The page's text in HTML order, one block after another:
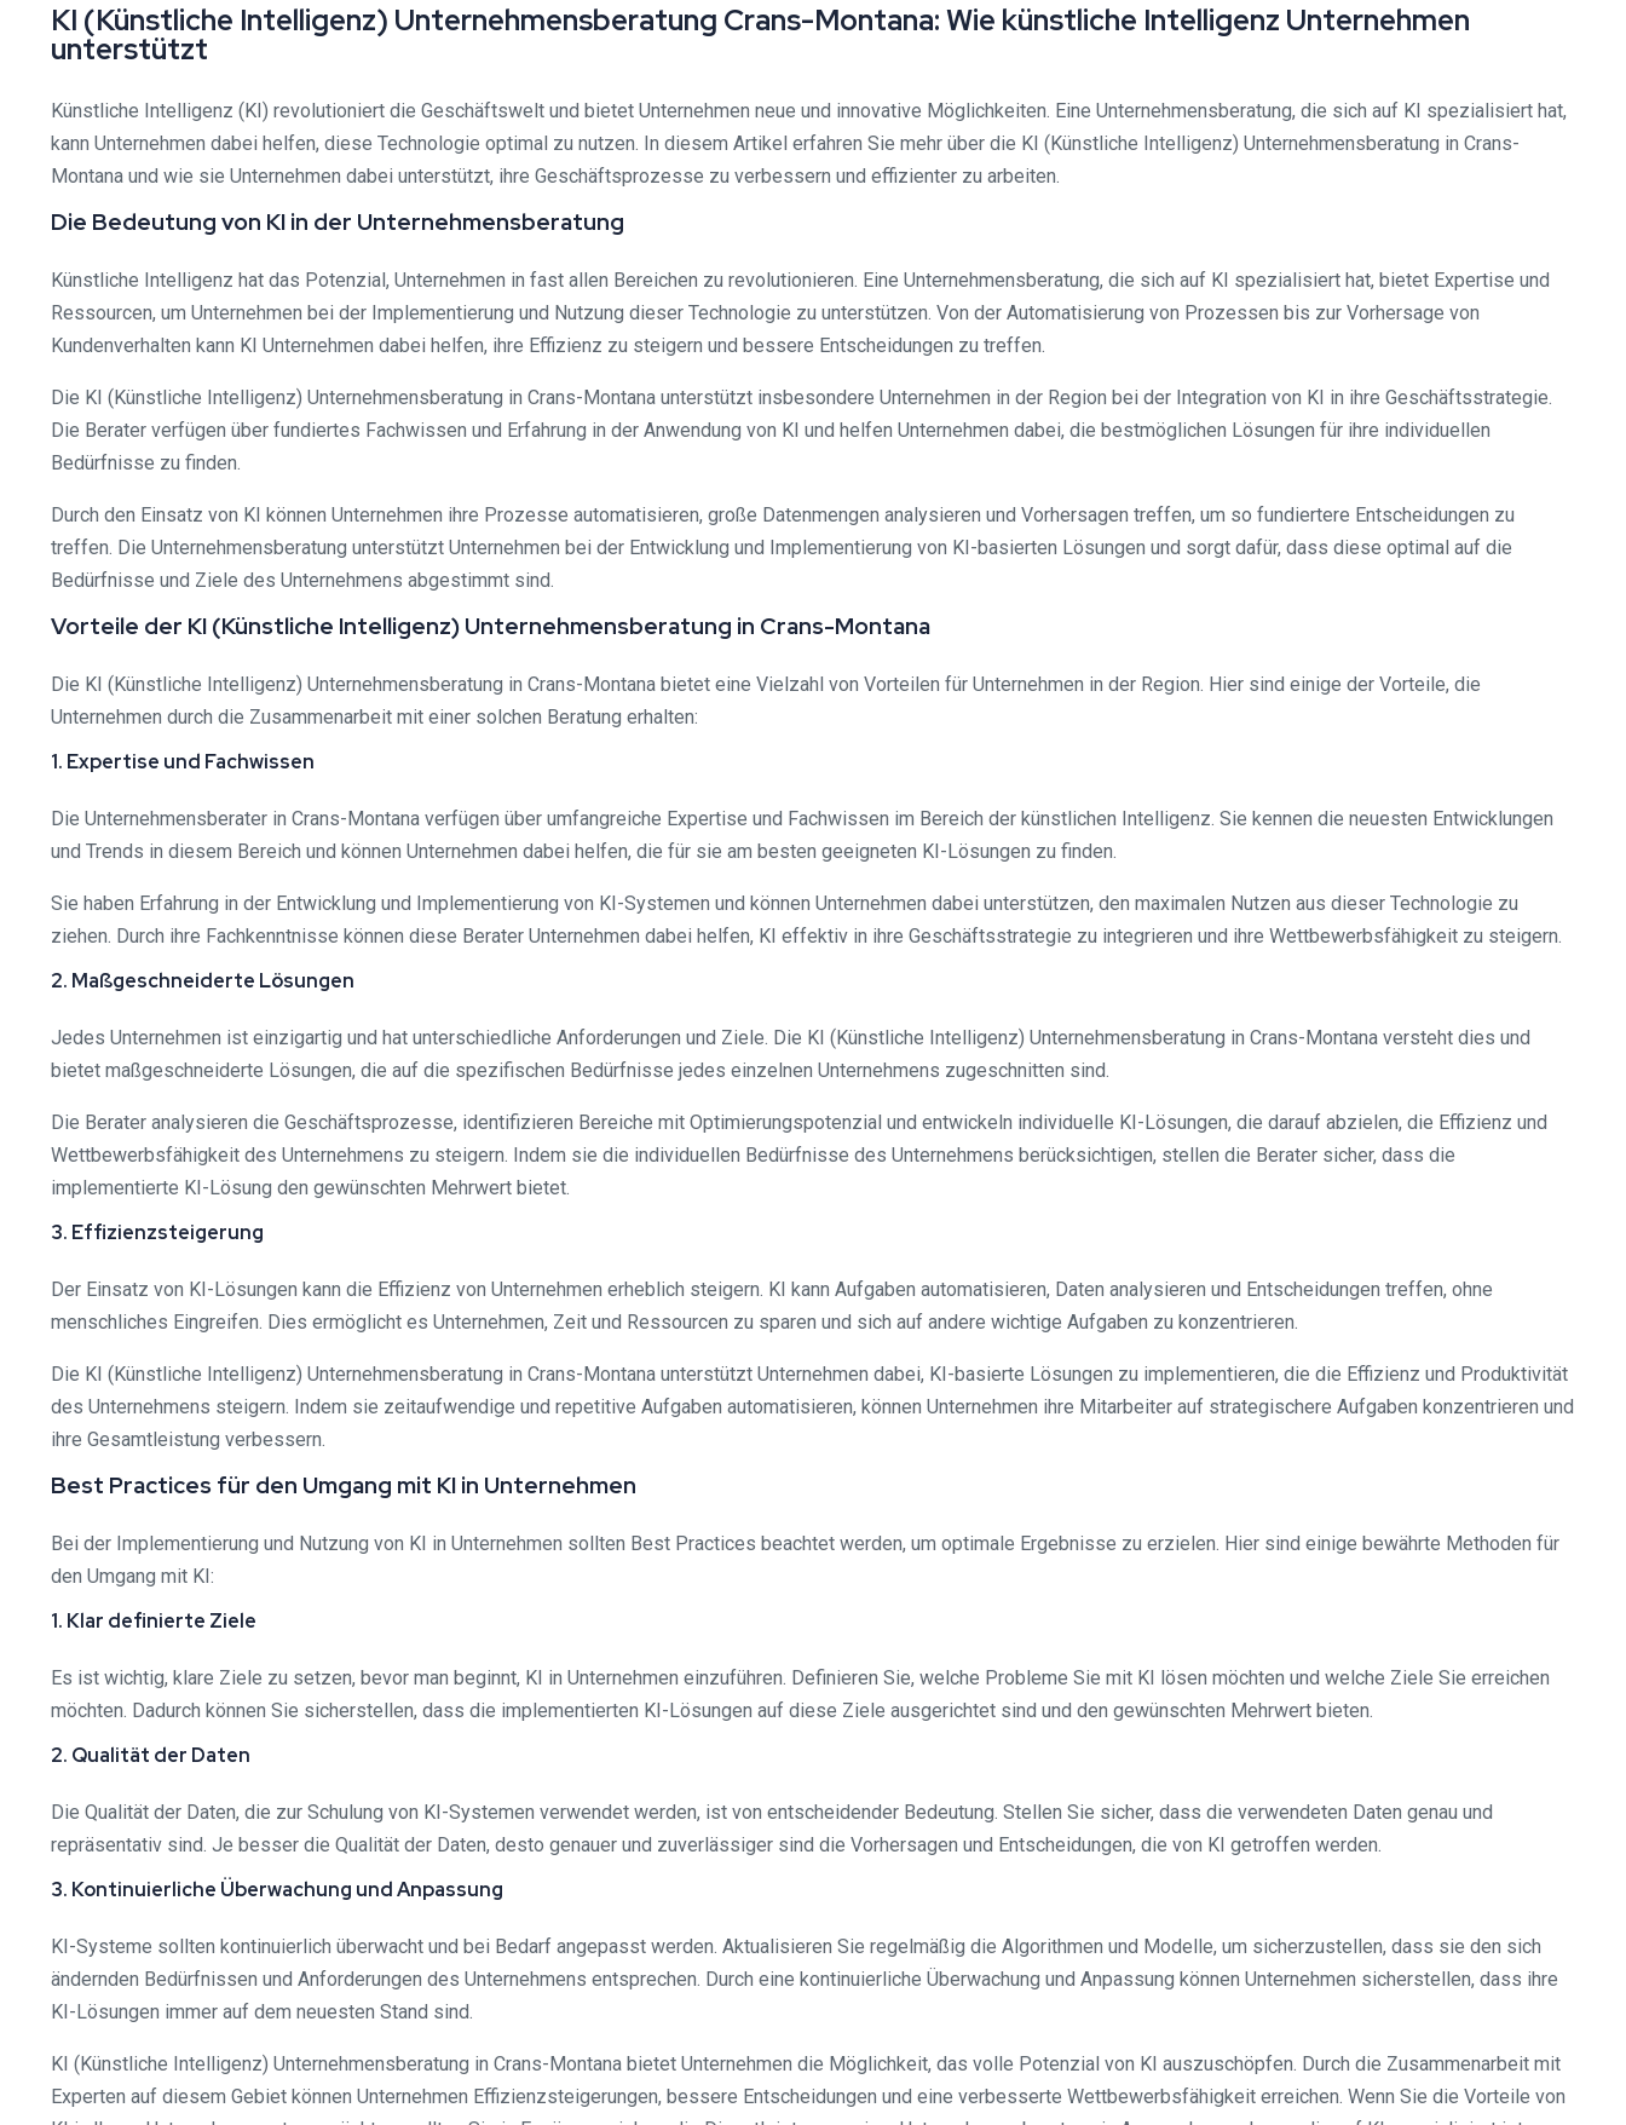
KI (Künstliche Intelligenz) Unternehmensberatung Crans-Montana: Wie künstliche Intelligenz Unternehmen
unterstützt
Künstliche Intelligenz (KI) revolutioniert die Geschäftswelt und bietet Unternehmen neue und innovative Möglichkeiten. Eine Unternehmensberatung, die sich auf KI spezialisiert hat,
kann Unternehmen dabei helfen, diese Technologie optimal zu nutzen. In diesem Artikel erfahren Sie mehr über die KI (Künstliche Intelligenz) Unternehmensberatung in Crans-
Montana und wie sie Unternehmen dabei unterstützt, ihre Geschäftsprozesse zu verbessern und effizienter zu arbeiten.
Die Bedeutung von KI in der Unternehmensberatung
Künstliche Intelligenz hat das Potenzial, Unternehmen in fast allen Bereichen zu revolutionieren. Eine Unternehmensberatung, die sich auf KI spezialisiert hat, bietet Expertise und
Ressourcen, um Unternehmen bei der Implementierung und Nutzung dieser Technologie zu unterstützen. Von der Automatisierung von Prozessen bis zur Vorhersage von
Kundenverhalten kann KI Unternehmen dabei helfen, ihre Effizienz zu steigern und bessere Entscheidungen zu treffen.
Die KI (Künstliche Intelligenz) Unternehmensberatung in Crans-Montana unterstützt insbesondere Unternehmen in der Region bei der Integration von KI in ihre Geschäftsstrategie.
Die Berater verfügen über fundiertes Fachwissen und Erfahrung in der Anwendung von KI und helfen Unternehmen dabei, die bestmöglichen Lösungen für ihre individuellen
Bedürfnisse zu finden.
Durch den Einsatz von KI können Unternehmen ihre Prozesse automatisieren, große Datenmengen analysieren und Vorhersagen treffen, um so fundiertere Entscheidungen zu
treffen. Die Unternehmensberatung unterstützt Unternehmen bei der Entwicklung und Implementierung von KI-basierten Lösungen und sorgt dafür, dass diese optimal auf die
Bedürfnisse und Ziele des Unternehmens abgestimmt sind.
Vorteile der KI (Künstliche Intelligenz) Unternehmensberatung in Crans-Montana
Die KI (Künstliche Intelligenz) Unternehmensberatung in Crans-Montana bietet eine Vielzahl von Vorteilen für Unternehmen in der Region. Hier sind einige der Vorteile, die
Unternehmen durch die Zusammenarbeit mit einer solchen Beratung erhalten:
1. Expertise und Fachwissen
Die Unternehmensberater in Crans-Montana verfügen über umfangreiche Expertise und Fachwissen im Bereich der künstlichen Intelligenz. Sie kennen die neuesten Entwicklungen
und Trends in diesem Bereich und können Unternehmen dabei helfen, die für sie am besten geeigneten KI-Lösungen zu finden.
Sie haben Erfahrung in der Entwicklung und Implementierung von KI-Systemen und können Unternehmen dabei unterstützen, den maximalen Nutzen aus dieser Technologie zu
ziehen. Durch ihre Fachkenntnisse können diese Berater Unternehmen dabei helfen, KI effektiv in ihre Geschäftsstrategie zu integrieren und ihre Wettbewerbsfähigkeit zu steigern.
2. Maßgeschneiderte Lösungen
Jedes Unternehmen ist einzigartig und hat unterschiedliche Anforderungen und Ziele. Die KI (Künstliche Intelligenz) Unternehmensberatung in Crans-Montana versteht dies und
bietet maßgeschneiderte Lösungen, die auf die spezifischen Bedürfnisse jedes einzelnen Unternehmens zugeschnitten sind.
Die Berater analysieren die Geschäftsprozesse, identifizieren Bereiche mit Optimierungspotenzial und entwickeln individuelle KI-Lösungen, die darauf abzielen, die Effizienz und
Wettbewerbsfähigkeit des Unternehmens zu steigern. Indem sie die individuellen Bedürfnisse des Unternehmens berücksichtigen, stellen die Berater sicher, dass die
implementierte KI-Lösung den gewünschten Mehrwert bietet.
3. Effizienzsteigerung
Der Einsatz von KI-Lösungen kann die Effizienz von Unternehmen erheblich steigern. KI kann Aufgaben automatisieren, Daten analysieren und Entscheidungen treffen, ohne
menschliches Eingreifen. Dies ermöglicht es Unternehmen, Zeit und Ressourcen zu sparen und sich auf andere wichtige Aufgaben zu konzentrieren.
Die KI (Künstliche Intelligenz) Unternehmensberatung in Crans-Montana unterstützt Unternehmen dabei, KI-basierte Lösungen zu implementieren, die die Effizienz und Produktivität
des Unternehmens steigern. Indem sie zeitaufwendige und repetitive Aufgaben automatisieren, können Unternehmen ihre Mitarbeiter auf strategischere Aufgaben konzentrieren und
ihre Gesamtleistung verbessern.
Best Practices für den Umgang mit KI in Unternehmen
Bei der Implementierung und Nutzung von KI in Unternehmen sollten Best Practices beachtet werden, um optimale Ergebnisse zu erzielen. Hier sind einige bewährte Methoden für
den Umgang mit KI:
1. Klar definierte Ziele
Es ist wichtig, klare Ziele zu setzen, bevor man beginnt, KI in Unternehmen einzuführen. Definieren Sie, welche Probleme Sie mit KI lösen möchten und welche Ziele Sie erreichen
möchten. Dadurch können Sie sicherstellen, dass die implementierten KI-Lösungen auf diese Ziele ausgerichtet sind und den gewünschten Mehrwert bieten.
2. Qualität der Daten
Die Qualität der Daten, die zur Schulung von KI-Systemen verwendet werden, ist von entscheidender Bedeutung. Stellen Sie sicher, dass die verwendeten Daten genau und
repräsentativ sind. Je besser die Qualität der Daten, desto genauer und zuverlässiger sind die Vorhersagen und Entscheidungen, die von KI getroffen werden.
3. Kontinuierliche Überwachung und Anpassung
KI-Systeme sollten kontinuierlich überwacht und bei Bedarf angepasst werden. Aktualisieren Sie regelmäßig die Algorithmen und Modelle, um sicherzustellen, dass sie den sich
ändernden Bedürfnissen und Anforderungen des Unternehmens entsprechen. Durch eine kontinuierliche Überwachung und Anpassung können Unternehmen sicherstellen, dass ihre
KI-Lösungen immer auf dem neuesten Stand sind.
KI (Künstliche Intelligenz) Unternehmensberatung in Crans-Montana bietet Unternehmen die Möglichkeit, das volle Potenzial von KI auszuschöpfen. Durch die Zusammenarbeit mit
Experten auf diesem Gebiet können Unternehmen Effizienzsteigerungen, bessere Entscheidungen und eine verbesserte Wettbewerbsfähigkeit erreichen. Wenn Sie die Vorteile von